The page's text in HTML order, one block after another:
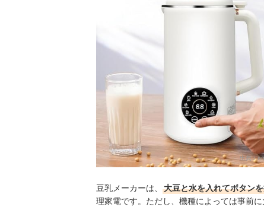
出典：
豆乳メーカーは、 大豆と水を入れてボタン
理家電です。ただし、機種によっては事前